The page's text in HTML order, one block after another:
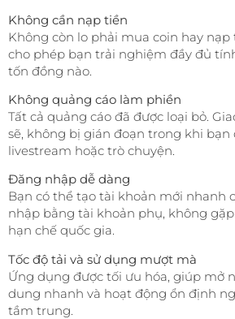
Không cần nạp tiền
Không còn lo phải mua coin hay nạp
cho phép bạn trải nghiệm đầy đủ
tốn đồng nào.
Không quảng cáo làm phiền
Tất cả quảng cáo đã được loại bỏ.
sẽ, không bị gián đoạn trong khi bạn
livestream hoặc trò chuyện.
Đăng nhập dễ dàng
Bạn có thể tạo tài khoản mới nhanh
nhập bằng tài khoản phụ, không
hạn chế quốc gia.
Tốc độ tải và sử dụng mượt mà
Ứng dụng được tối ưu hóa, giúp mở
dung nhanh và hoạt động ổn định
tầm trung.